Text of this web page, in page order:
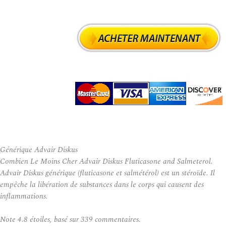
Générique Advair Diskus
Combien Le Moins Cher Advair Diskus Fluticasone and Salmeterol.
Advair Diskus générique (fluticasone et salmétérol) est un stéroïde. Il
empêche la libération de substances dans le corps qui causent des
inflammations.
Note 4.8 étoiles, basé sur339 commentaires.